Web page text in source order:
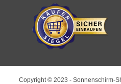
Copyright © 2023 - Sonnenschirm-